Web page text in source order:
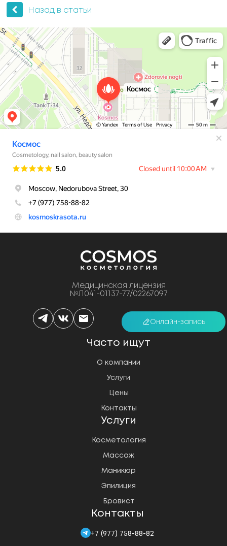
Назад в статьи
Космос
Косметология в Москве
Ногтевая студия в Москве
Медицинская лицензия
№Л041-01137-77/02267097
Онлайн-запись
Часто ищут
О компании
Услуги
Цены
Контакты
Услуги
Косметология
Массаж
Маникюр
Эпилиция
Бровист
Контакты
+7 (977) 758-88-82